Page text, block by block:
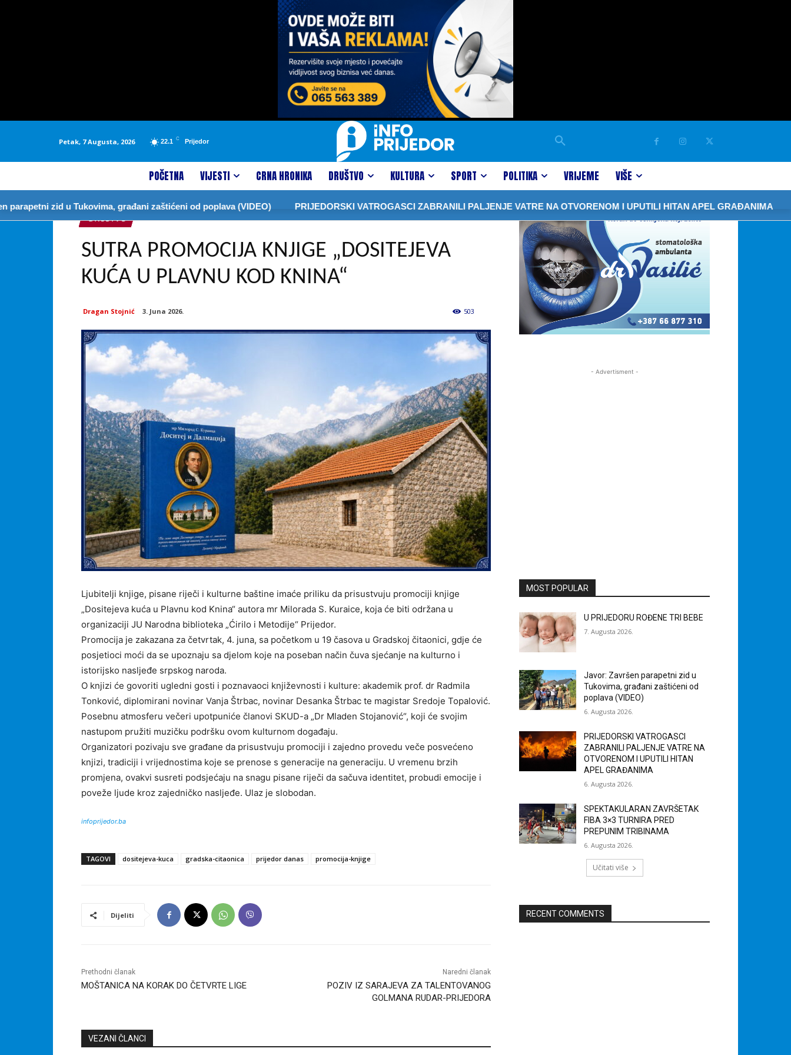
Petak, 7 Augusta, 2026 22.1 C Prijedor
POČETNA VIJESTI CRNA HRONIKA DRUŠTVO KULTURA SPORT POLITIKA VRIJEME VIŠE
zid u Tukovima, građani zaštićeni od poplava (VIDEO) PRIJEDORSKI VATROGASCI ZABRANILI PALJENJE VATRE NA OTVORENOM I UPUTILI HITAN APEL GRAĐANIMA
DRUŠTVO
SUTRA PROMOCIJA KNJIGE „DOSITEJEVA
KUĆA U PLAVNU KOD KNINA“
Dragan Stojnić 3. Juna 2026. 503
Ljubitelji knjige, pisane riječi i kulturne baštine imaće priliku da prisustvuju promociji knjige
„Dositejeva kuća u Plavnu kod Knina“ autora mr Milorada S. Kuraice, koja će biti održana u
organizaciji JU Narodna biblioteka „Ćirilo i Metodije“ Prijedor.
Promocija je zakazana za četvrtak, 4. juna, sa početkom u 19 časova u Gradskoj čitaonici, gdje će
posjetioci moći da se upoznaju sa djelom koje na poseban način čuva sjećanje na kulturno i
istorijsko nasljeđe srpskog naroda.
O knjizi će govoriti ugledni gosti i poznavaoci književnosti i kulture: akademik prof. dr Radmila
Tonković, diplomirani novinar Vanja Štrbac, novinar Desanka Štrbac te magistar Sredoje Topalović.
Posebnu atmosferu večeri upotpuniće članovi SKUD-a „Dr Mladen Stojanović“, koji će svojim
nastupom pružiti muzičku podršku ovom kulturnom događaju.
Organizatori pozivaju sve građane da prisustvuju promociji i zajedno provedu veče posvećeno
knjizi, tradiciji i vrijednostima koje se prenose s generacije na generaciju. U vremenu brzih
promjena, ovakvi susreti podsjećaju na snagu pisane riječi da sačuva identitet, probudi emocije i
poveže ljude kroz zajedničko nasljeđe. Ulaz je slobodan.
infoprijedor.ba
TAGOVI dositejeva-kuca gradska-citaonica prijedor danas promocija-knjige
Dijeliti
Prethodni članak
MOŠTANICA NA KORAK DO ČETVRTE LIGE
Naredni članak
POZIV IZ SARAJEVA ZA TALENTOVANOG
GOLMANA RUDAR-PRIJEDORA
VEZANI ČLANCI
- Advertisment -
MOST POPULAR
U PRIJEDORU ROĐENE TRI BEBE
7. Augusta 2026.
Javor: Završen parapetni zid u
Tukovima, građani zaštićeni od
poplava (VIDEO)
6. Augusta 2026.
PRIJEDORSKI VATROGASCI
ZABRANILI PALJENJE VATRE NA
OTVORENOM I UPUTILI HITAN
APEL GRAĐANIMA
6. Augusta 2026.
SPEKTAKULARAN ZAVRŠETAK
FIBA 3×3 TURNIRA PRED
PREPUNIM TRIBINAMA
6. Augusta 2026.
Učitati više
RECENT COMMENTS